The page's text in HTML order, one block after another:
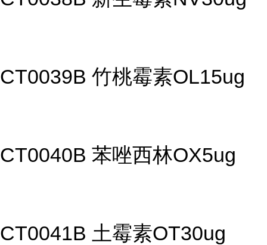
CT0039B 竹桃霉素OL15ug
CT0040B 苯唑西林OX5ug
CT0041B 土霉素OT30ug